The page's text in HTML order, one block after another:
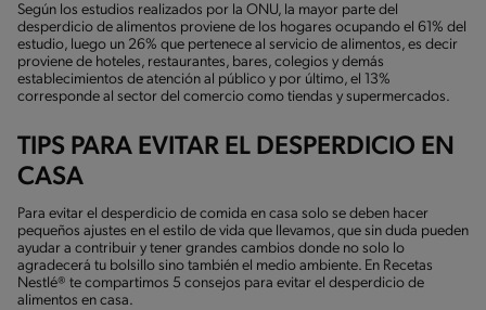
Según los estudios realizados por la ONU, la mayor parte del
desperdicio de alimentos proviene de los hogares ocupando el 61% del
estudio, luego un 26% que pertenece al servicio de alimentos, es decir
proviene de hoteles, restaurantes, bares, colegios y demás
establecimientos de atención al público y por último, el 13%
corresponde al sector del comercio como tiendas y supermercados.
TIPS PARA EVITAR EL DESPERDICIO EN
CASA
Para evitar el desperdicio de comida en casa solo se deben hacer
pequeños ajustes en el estilo de vida que llevamos, que sin duda pueden
ayudar a contribuir y tener grandes cambios donde no solo lo
agradecerá tu bolsillo sino también el medio ambiente. En Recetas
Nestlé® te compartimos 5 consejos para evitar el desperdicio de
alimentos en casa.